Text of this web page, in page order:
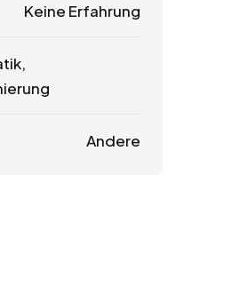
Keine Erfahrung
Andere